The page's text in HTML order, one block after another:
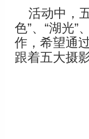
活动中，
色”、“湖光”
作，希望通
跟着五大摄